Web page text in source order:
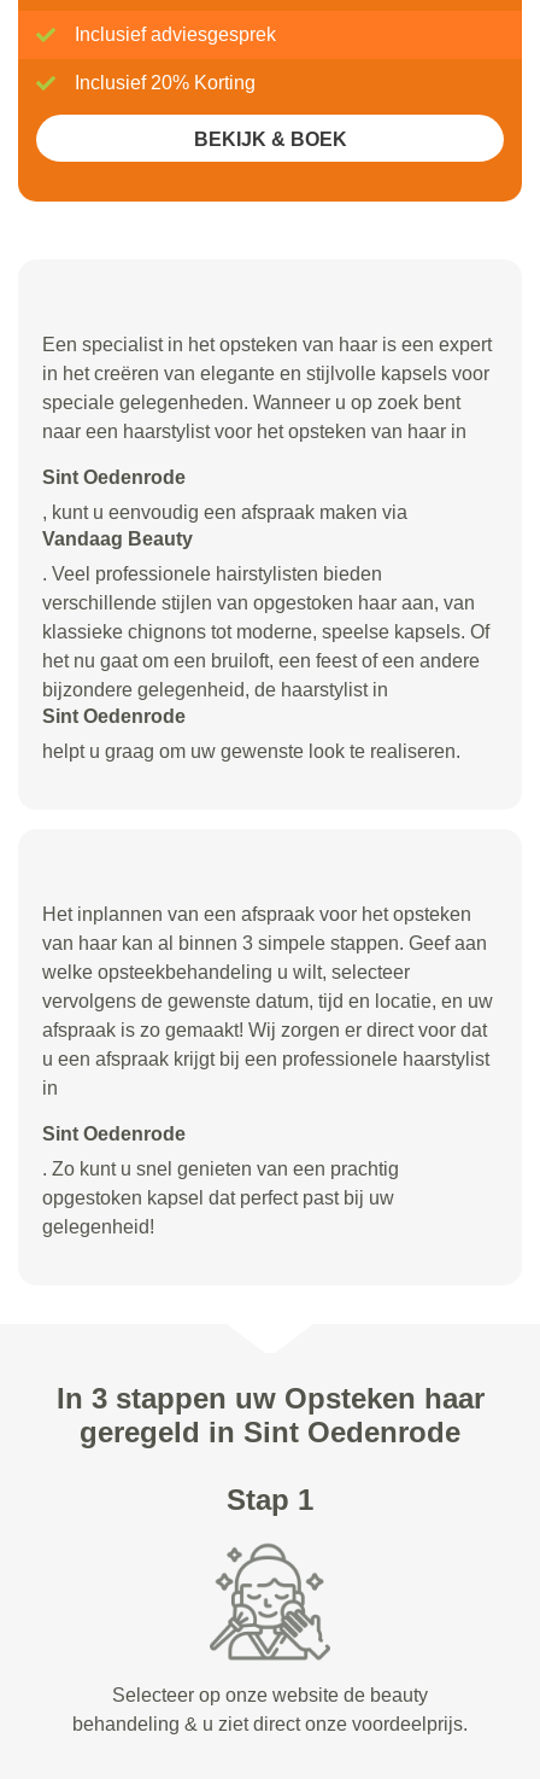
Een specialist in het opsteken van haar is een expert
in het creëren van elegante en stijlvolle kapsels voor
speciale gelegenheden. Wanneer u op zoek bent
naar een haarstylist voor het opsteken van haar in
Sint Oedenrode
, kunt u eenvoudig een afspraak maken via
Vandaag Beauty
. Veel professionele hairstylisten bieden
verschillende stijlen van opgestoken haar aan, van
klassieke chignons tot moderne, speelse kapsels. Of
het nu gaat om een bruiloft, een feest of een andere
bijzondere gelegenheid, de haarstylist in
Sint Oedenrode
helpt u graag om uw gewenste look te realiseren.
Inclusief adviesgesprek
Inclusief 20% Korting
BEKIJK & BOEK
Het inplannen van een afspraak voor het opsteken
van haar kan al binnen 3 simpele stappen. Geef aan
welke opsteekbehandeling u wilt, selecteer
vervolgens de gewenste datum, tijd en locatie, en uw
afspraak is zo gemaakt! Wij zorgen er direct voor dat
u een afspraak krijgt bij een professionele haarstylist
in
Sint Oedenrode
. Zo kunt u snel genieten van een prachtig
opgestoken kapsel dat perfect past bij uw
gelegenheid!
In 3 stappen uw Opsteken haar
geregeld in Sint Oedenrode
Stap 1
Selecteer op onze website de beauty
behandeling & u ziet direct onze voordeelprijs.